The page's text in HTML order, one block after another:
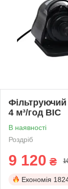
4 м³/год BIC
В наявності
Роздріб
9 120 ₴
Економія